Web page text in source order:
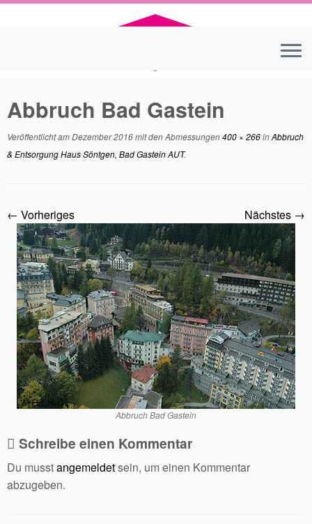
Zum
Abbruch Bad Gastein
Veröffentlicht amDezember 2016mit den Abmessungen400 × 266inAbbruch
& Entsorgung Haus Söntgen, Bad Gastein AUT.
← Vorheriges Nächstes →
Abbruch Bad Gastein
Schreibe einen Kommentar
Du musstangemeldetsein, um einen Kommentar
abzugeben.